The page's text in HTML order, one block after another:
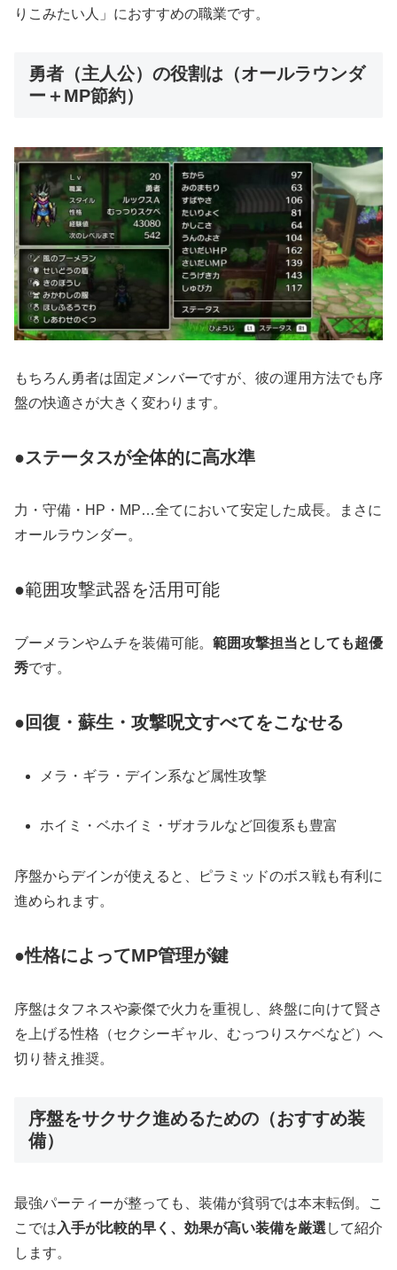
りこみたい人」におすすめの職業です。
勇者（主人公）の役割は（オールラウンダ
ー＋MP節約）
もちろん勇者は固定メンバーですが、彼の運用方法でも序
盤の快適さが大きく変わります。
●ステータスが全体的に高水準
力・守備・HP・MP…全てにおいて安定した成長。まさに
オールラウンダー。
●範囲攻撃武器を活用可能
ブーメランやムチを装備可能。 範囲攻撃担当としても超優
秀です。
●回復・蘇生・攻撃呪文すべてをこなせる
メラ・ギラ・デイン系など属性攻撃
ホイミ・ベホイミ・ザオラルなど回復系も豊富
序盤からデインが使えると、ピラミッドのボス戦も有利に
進められます。
●性格によってMP管理が鍵
序盤はタフネスや豪傑で火力を重視し、終盤に向けて賢さ
を上げる性格（セクシーギャル、むっつりスケベなど）へ
切り替え推奨。
序盤をサクサク進めるための（おすすめ装
備）
最強パーティーが整っても、装備が貧弱では本末転倒。こ
こでは 入手が比較的早く、効果が高い装備を厳選 して紹介
します。